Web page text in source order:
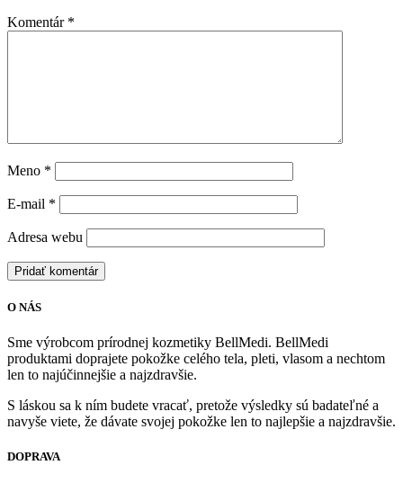
Komentár *
Meno *
E-mail *
Adresa webu
O NÁS
Sme výrobcom prírodnej kozmetiky BellMedi. BellMedi
produktami doprajete pokožke celého tela, pleti, vlasom a nechtom
len to najúčinnejšie a najzdravšie.
S láskou sa k ním budete vracať, pretože výsledky sú badateľné a
navyše viete, že dávate svojej pokožke len to najlepšie a najzdravšie.
DOPRAVA